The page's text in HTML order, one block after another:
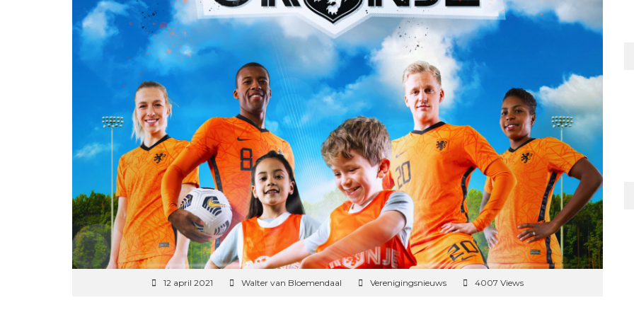
12 april 2021 Walter van Bloemendaal Verenigingsnieuws 4007 Views